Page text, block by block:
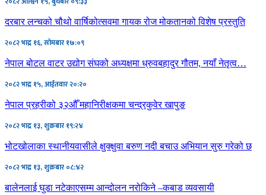
दरबार लन्चको चौथो वार्षिकोत्सवमा गायक रोज मोकतानको विशेष प्रस्तुति
२०८२ भाद्र १६, सोमबार १७:०९
नेपाल बोटल वाटर उद्योग संघको अध्यक्षमा ध्रुवबहादुर गौतम, नयाँ नेतृत्व…
२०८२ भाद्र १५, आईतवार २०:२०
नेपाल प्रहरीको ३२औँ महानिरीक्षकमा चन्द्रकुवेर खापुङ
२०८२ भाद्र १३, शुक्रबार १९:२४
भोटखोलाका स्थानीयवासीले क्षुक्क्षुवा बरुण नदी बचाउ अभियान सुरु गरेको छ
२०८२ भाद्र १३, शुक्रबार ०८:४२
बालेनलाई घुडा नटेकाएसम्म आन्दोलन नरोकिने –कबाड व्यवसायी